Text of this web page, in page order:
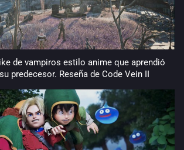
de vampiros estilo anime que aprendió
predecesor. Reseña de Code Vein II